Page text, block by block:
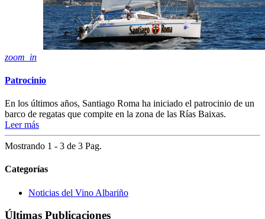
zoom_in
Patrocinio
En los últimos años, Santiago Roma ha iniciado el patrocinio de un
barco de regatas que compite en la zona de las Rías Baixas.
Leer más
Mostrando 1 - 3 de 3 Pag.
Categorías
Noticias del Vino Albariño
Últimas Publicaciones